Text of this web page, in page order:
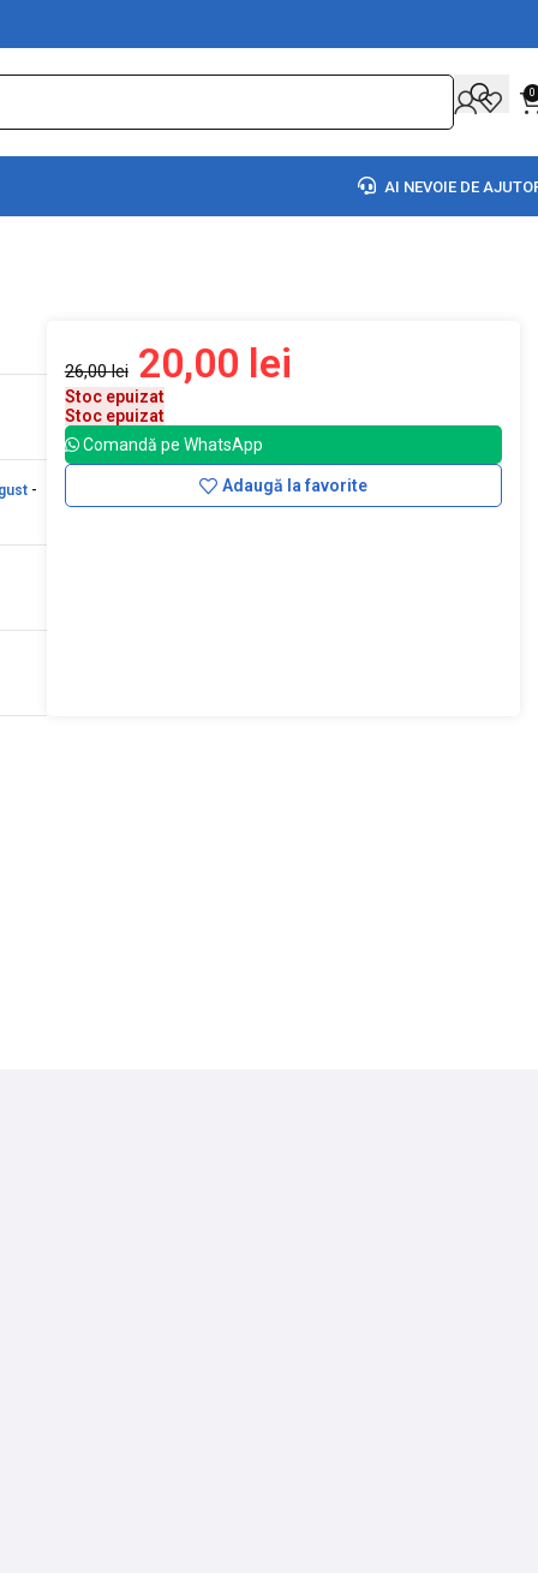
0
AI NEVOIE DE
-
26,00lei 20,00 lei
Stoc epuizat
Stoc epuizat
Comandă pe WhatsApp
Adaugă la favorite